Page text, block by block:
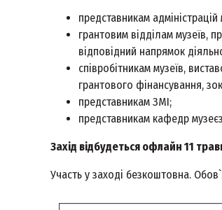
представникам
грантовим відділам музеїв,
відповідний напрямок
співробітникам музеїв,
грантового фінансування,
представникам ЗМІ;
представникам кафедр
Захід відбудеться офлайн 11
Участь у заході безкоштовна.